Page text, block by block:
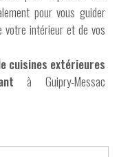
pour vous guider
votre intérieur et de vos
cuisines extérieures
à Guipry-Messac